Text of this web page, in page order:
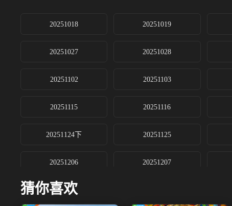
20251018 20251019
20251027 20251028
20251102 20251103
20251115 20251116
20251124下 20251125
20251206 20251207
20251215
猜你喜欢